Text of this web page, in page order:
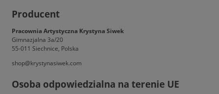
Producent
Pracownia Artystyczna Krystyna Siwek
Gimnazjalna 3a/20
55-011 Siechnice, Polska
shop@krystynasiwek.com
Osoba odpowiedzialna na terenie UE